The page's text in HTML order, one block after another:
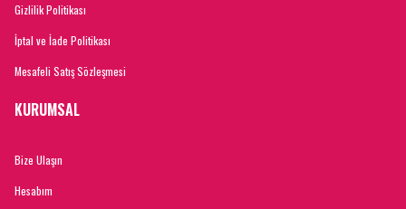
Gizlilik Politikası
İptal ve İade Politikası
Mesafeli Satış Sözleşmesi
KURUMSAL
Bize Ulaşın
Hesabım